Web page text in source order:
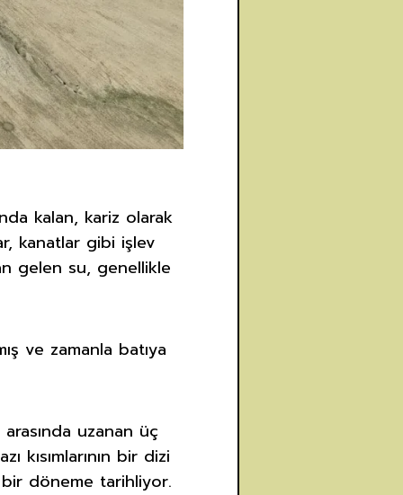
kalan, kariz olarak
kanatlar gibi işlev
gelen su, genellikle
ve zamanla batıya
uzanan üç
kısımlarının bir dizi
döneme tarihliyor.